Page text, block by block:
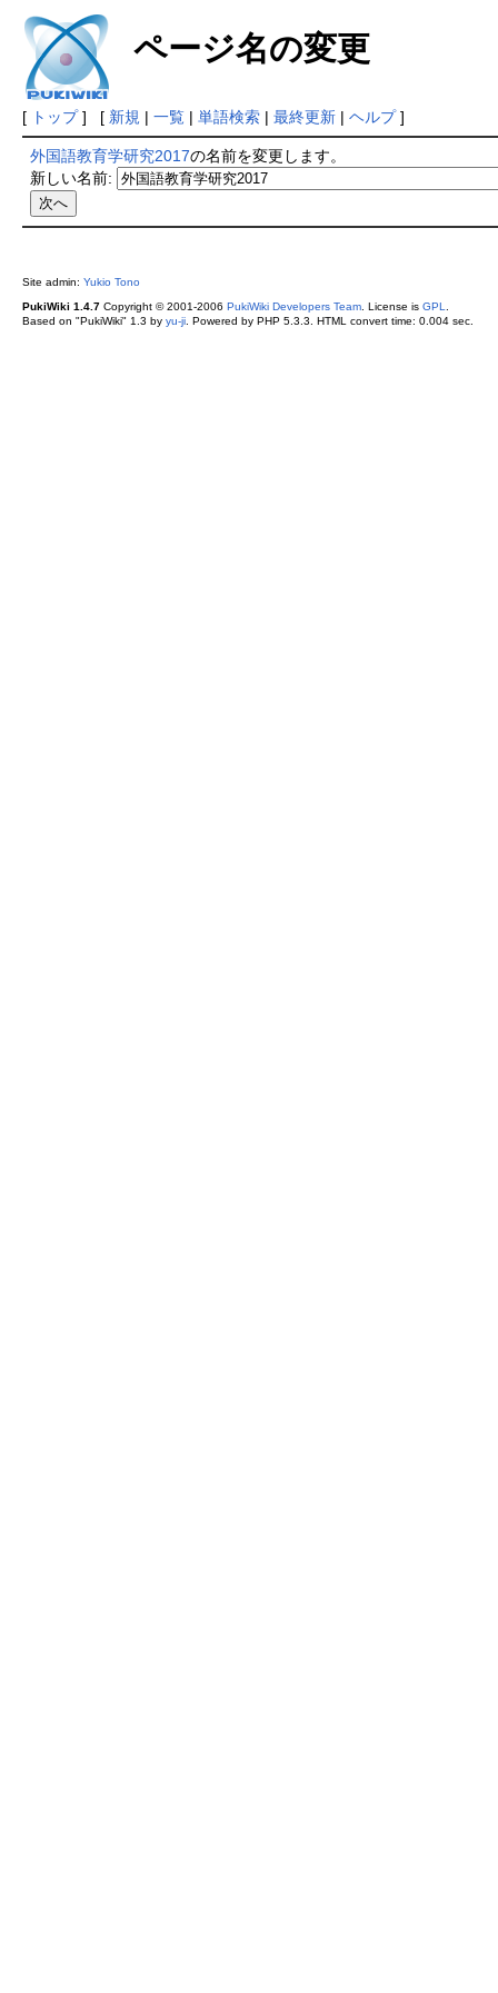
ページ名の変更
[ トップ] [ 新規 | 一覧| 単語検索| 最終更新| ヘルプ]
外国語教育学研究2017の名前を変更します。
新しい名前:
Site admin: Yukio Tono
PukiWiki 1.4.7Copyright © 2001-2006 PukiWiki Developers Team. License is GPL
Based on "PukiWiki" 1.3 by yu-ji. Powered by PHP 5.3.3. HTML convert time: 0.004 sec.